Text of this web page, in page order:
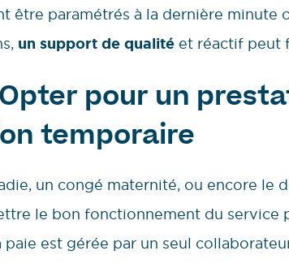
être paramétrés à la dernière minute
un support de qualité et réactif peut
Opter pour un
temporaire
un congé maternité, ou encore le
le bon fonctionnement du service
est gérée par un seul